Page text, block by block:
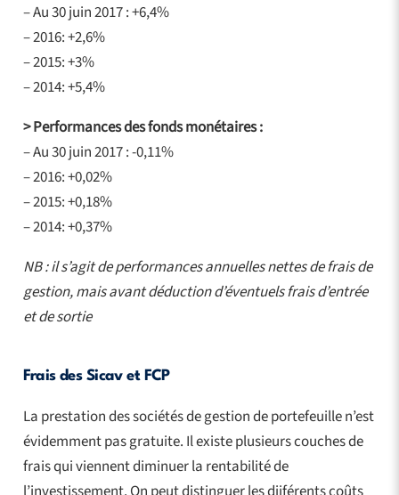
– Au 30 juin 2017 : +6,4%
– 2016: +2,6%
– 2015: +3%
– 2014: +5,4%
> Performances des fonds monétaires :
– Au 30 juin 2017 : -0,11%
– 2016: +0,02%
– 2015: +0,18%
– 2014: +0,37%
NB : il s’agit de performances annuelles nettes de frais de
gestion, mais avant déduction d’éventuels frais d’entrée
et de sortie
Frais des Sicav et FCP
La prestation des sociétés de gestion de portefeuille n’est
évidemment pas gratuite. Il existe plusieurs couches de
frais qui viennent diminuer la rentabilité de